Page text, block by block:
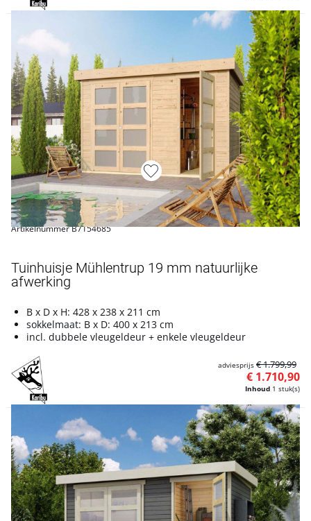
Artikelnummer B7154685
Tuinhuisje Mühlentrup 19 mm natuurlijke
afwerking
B x D x H: 428 x 238 x 211 cm
sokkelmaat: B x D: 400 x 213 cm
incl. dubbele vleugeldeur + enkele vleugeldeur
Inhoud 1 stuk(s)
€ 1.710,90
adviesprijs € 1.799,99